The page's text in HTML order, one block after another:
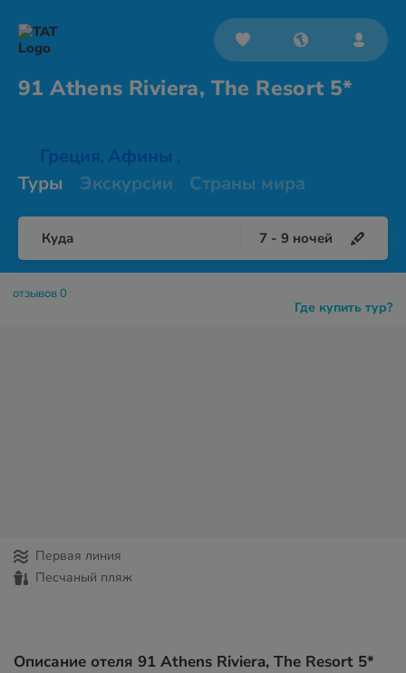
91 Athens Riviera, The Resort 5*
Греция, Афины ,
Туры Экскурсии Страны мира
Куда 7 - 9 ночей
Где купить тур?
отзывов 0
Первая линия
Песчаный пляж
Описание отеля 91 Athens Riviera, The Resort 5*